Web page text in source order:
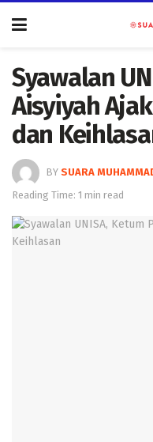
Syawalan
Aisyiyah
dan
BY SUARA
Reading Time: 1 min read